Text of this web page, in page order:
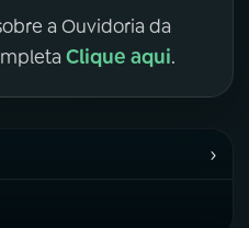
a Ouvidoria da
Clique aqui.
›